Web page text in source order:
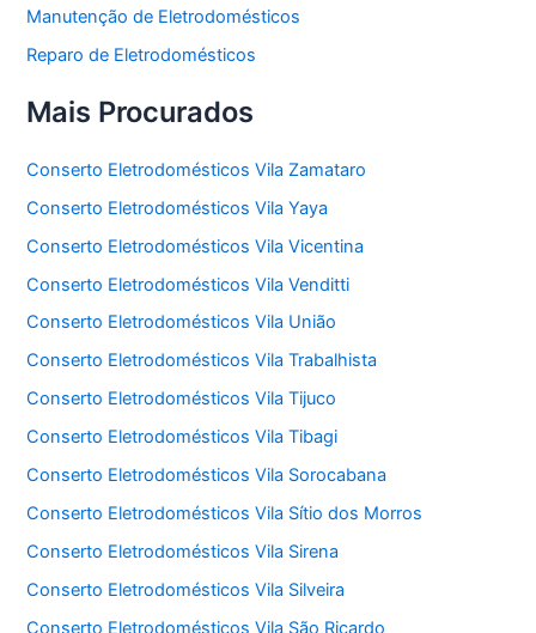
Manutenção de Eletrodomésticos
Reparo de Eletrodomésticos
Mais Procurados
Conserto Eletrodomésticos Vila Zamataro
Conserto Eletrodomésticos Vila Yaya
Conserto Eletrodomésticos Vila Vicentina
Conserto Eletrodomésticos Vila Venditti
Conserto Eletrodomésticos Vila União
Conserto Eletrodomésticos Vila Trabalhista
Conserto Eletrodomésticos Vila Tijuco
Conserto Eletrodomésticos Vila Tibagi
Conserto Eletrodomésticos Vila Sorocabana
Conserto Eletrodomésticos Vila Sítio dos Morros
Conserto Eletrodomésticos Vila Sirena
Conserto Eletrodomésticos Vila Silveira
Conserto Eletrodomésticos Vila São Ricardo